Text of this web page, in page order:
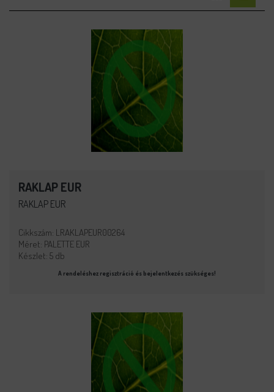
RAKLAP EUR
RAKLAP EUR
Cikkszám: LRAKLAPEUR00264
Méret: PALETTE EUR
Készlet: 5 db
A rendeléshez regisztráció és bejelentkezés szükséges!